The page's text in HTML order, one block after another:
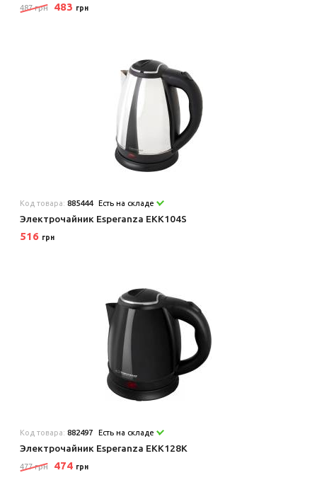
487 грн 483 грн
Код товара:885444 Есть на складе
Электрочайник Esperanza EKK104S
516 грн
Код товара:882497 Есть на складе
Электрочайник Esperanza EKK128K
477 грн 474 грн